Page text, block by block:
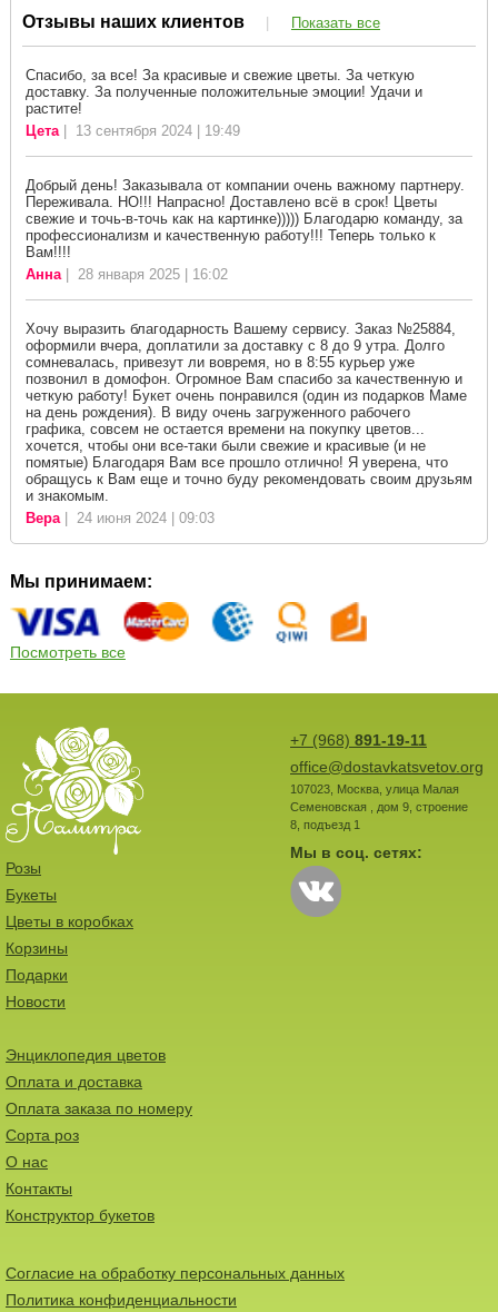
Отзывы наших клиентов | Показать все
Спасибо, за все! За красивые и свежие цветы. За четкую
доставку. За полученные положительные эмоции! Удачи и
растите!
Цета| 13 сентября 2024 | 19:49
Добрый день! Заказывала от компании очень важному партнеру.
Переживала. НО!!! Напрасно! Доставлено всё в срок! Цветы
свежие и точь-в-точь как на картинке))))) Благодарю команду, за
профессионализм и качественную работу!!! Теперь только к
Вам!!!!
Анна| 28 января 2025 | 16:02
Хочу выразить благодарность Вашему сервису. Заказ №25884,
оформили вчера, доплатили за доставку с 8 до 9 утра. Долго
сомневалась, привезут ли вовремя, но в 8:55 курьер уже
позвонил в домофон. Огромное Вам спасибо за качественную и
четкую работу! Букет очень понравился (один из подарков Маме
на день рождения). В виду очень загруженного рабочего
графика, совсем не остается времени на покупку цветов...
хочется, чтобы они все-таки были свежие и красивые (и не
помятые) Благодаря Вам все прошло отлично! Я уверена, что
обращусь к Вам еще и точно буду рекомендовать своим друзьям
и знакомым.
Вера| 24 июня 2024 | 09:03
Мы принимаем:
Посмотреть все
+7 (968) 891-19-11
office@dostavkatsvetov.org
107023, Москва, улица Малая
Семеновская , дом 9, строение
8, подъезд 1
Мы в соц. сетях:
Розы
Букеты
Цветы в коробках
Корзины
Подарки
Новости
Энциклопедия цветов
Оплата и доставка
Оплата заказа по номеру
Сорта роз
О нас
Контакты
Конструктор букетов
Согласие на обработку персональных данных
Политика конфиденциальности